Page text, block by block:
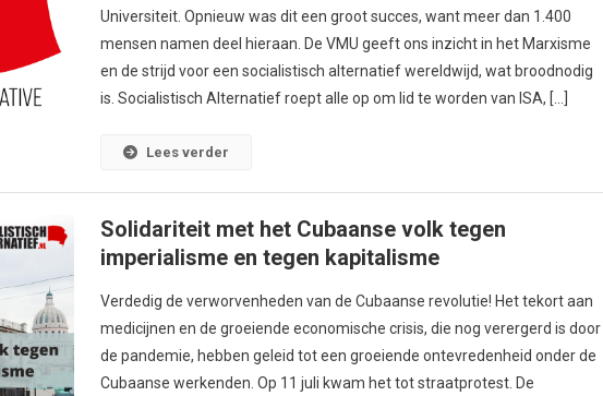
Universiteit. Opnieuw was dit een groot succes, want meer dan 1.400
mensen namen deel hieraan. De VMU geeft ons inzicht in het Marxisme
en de strijd voor een socialistisch alternatief wereldwijd, wat broodnodig
is. Socialistisch Alternatief roept alle op om lid te worden van ISA, […]
Lees verder
Solidariteit met het Cubaanse volk tegen
imperialisme en tegen kapitalisme
Verdedig de verworvenheden van de Cubaanse revolutie! Het tekort aan
medicijnen en de groeiende economische crisis, die nog verergerd is door
de pandemie, hebben geleid tot een groeiende ontevredenheid onder de
Cubaanse werkenden. Op 11 juli kwam het tot straatprotest. De